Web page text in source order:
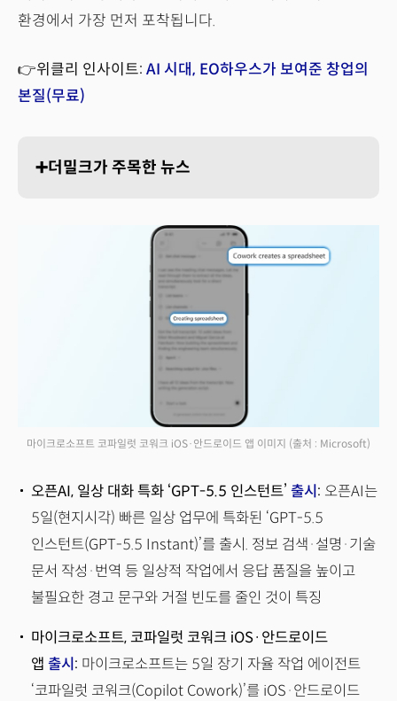
환경에서 가장 먼저 포착됩니다.
👉위클리 인사이트: AI 시대, EO하우스가 보여준 창업의
본질(무료)
➕더밀크가 주목한 뉴스
마이크로소프트 코파일럿 코워크 iOS·안드로이드 앱 이미지 (출처 : Microsoft)
오픈AI, 일상 대화 특화 ‘GPT-5.5 인스턴트’ 출시 : 오픈AI는
5일(현지시각) 빠른 일상 업무에 특화된 ‘GPT-5.5
인스턴트(GPT-5.5 Instant)’를 출시. 정보 검색·설명·기술
문서 작성·번역 등 일상적 작업에서 응답 품질을 높이고
불필요한 경고 문구와 거절 빈도를 줄인 것이 특징
마이크로소프트, 코파일럿 코워크 iOS·안드로이드
앱 출시 : 마이크로소프트는 5일 장기 자율 작업 에이전트
‘코파일럿 코워크(Copilot Cowork)’를 iOS·안드로이드